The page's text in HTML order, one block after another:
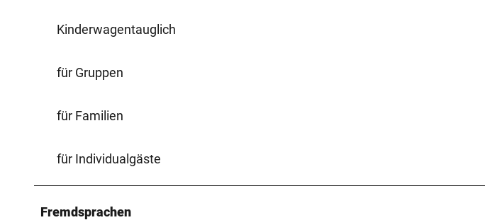
Kinderwagentauglich
für Gruppen
für Familien
für Individualgäste
Fremdsprachen